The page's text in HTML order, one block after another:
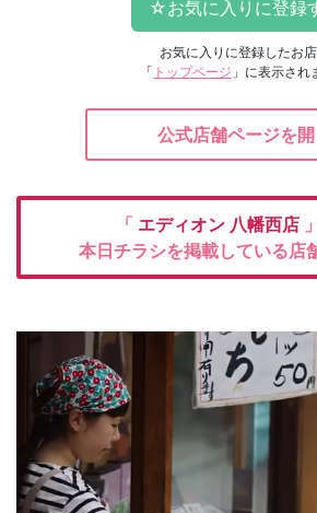
お気に入りに登録したお
「 トップページ 」に表示され
公式店舗ページを開
「 エディオン 八幡西店
本日チラシを掲載している店